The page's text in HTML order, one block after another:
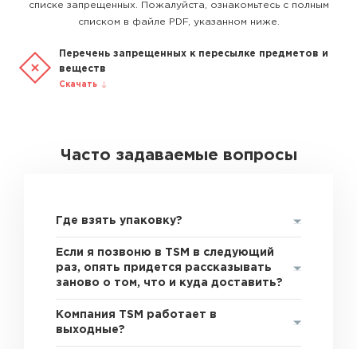
списке запрещенных. Пожалуйста, ознакомьтесь с полным
списком в файле PDF, указанном ниже.
Перечень запрещенных к пересылке предметов и
веществ
Скачать
Часто задаваемые вопросы
Где взять упаковку?
Если я позвоню в TSM в следующий
раз, опять придется рассказывать
заново о том, что и куда доставить?
Компания TSM работает в
выходные?